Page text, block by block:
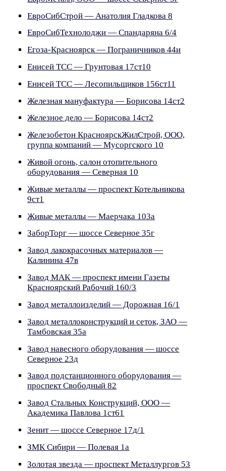
ЕвроСибСтрой — Анатолия Гладкова 8
ЕвроСибТехнолоджи — Спандаряна 6/4
Егоза-Красноярск — Пограничников 44и
Енисей ТСС — Грунтовая 17ст10
Енисей ТСС — Лесопильщиков 156ст11
Железная мануфактура — Борисова 14ст2
Железное дело — Борисова 14ст2
Железобетон КрасноярскЖилСтрой, ООО,
группа компаний — Мусоргского 10
Живой огонь, салон отопительного
оборудования — Северная 10
Живые металлы — проспект Котельникова
9ст1
Живые металлы — Маерчака 103а
ЗаборТорг — шоссе Северное 35г
Завод лакокрасочных материалов —
Калинина 47в
Завод МАК — проспект имени Газеты
Красноярский Рабочий 160/3
Завод металлоизделий — Дорожная 16/1
Завод металлоконструкций и сеток, ЗАО —
Тамбовская 35а
Завод навесного оборудования — шоссе
Северное 23д
Завод подстанционного оборудования —
проспект Свободный 82
Завод Стальных Конструкций, ООО —
Академика Павлова 1ст61
Зенит — шоссе Северное 17д/1
ЗМК Сибири — Полевая 1а
Золотая звезда — проспект Металлургов 53